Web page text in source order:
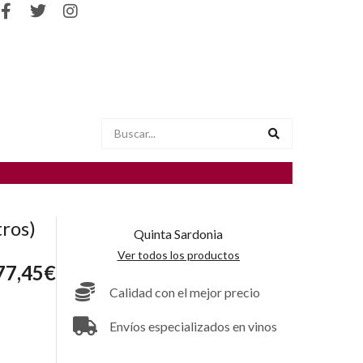
€
Quinta Sardonia
Ver todos los productos
Calidad con el mejor precio
Envíos especializados en vinos